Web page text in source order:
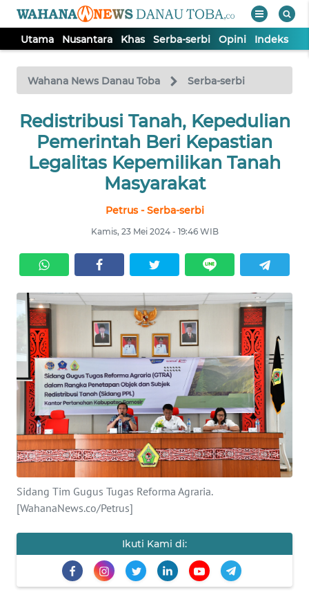
Utama Nusantara Khas Serba-serbi Opini Indeks
Wahana News Danau Toba Serba-serbi
Redistribusi Tanah, Kepedulian
Pemerintah Beri Kepastian
Legalitas Kepemilikan Tanah
Masyarakat
Petrus - Serba-serbi
Kamis, 23 Mei 2024 - 19:46 WIB
Sidang Tim Gugus Tugas Reforma Agraria.
[WahanaNews.co/Petrus]
Ikuti Kami di:
TV
Tutup
UTAMA
NUSANTARA
SERBI
OPINI
Informasi
INDEKS
BERITA
KONTAK
KAMI
INFO
TENTANG
SIBER